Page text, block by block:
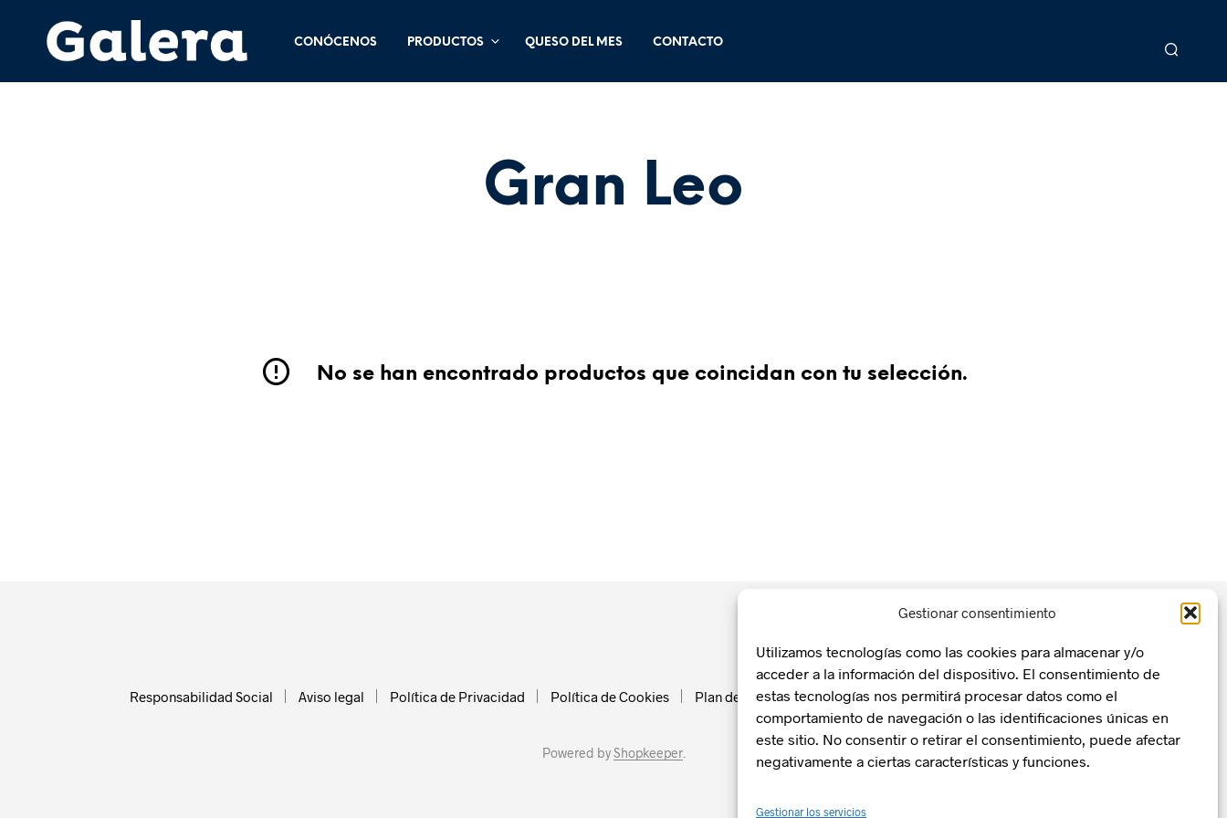
Gestionar consentimiento
Utilizamos tecnologías como las cookies para almacenar y/o
acceder a la información del dispositivo. El consentimiento de
estas tecnologías nos permitirá procesar datos como el
comportamiento de navegación o las identificaciones únicas en
este sitio. No consentir o retirar el consentimiento, puede afectar
negativamente a ciertas características y funciones.
Gestionar los servicios
CONÓCENOS PRODUCTOS QUESO DEL MES CONTACTO
Gran Leo
No se han encontrado productos que coincidan con tu selección.
Responsabilidad Social Aviso legal Política de Privacidad Política de Cookies Plan de Recuperación, Transformación y Resiliencia La Zentral
Powered byShopkeeper.